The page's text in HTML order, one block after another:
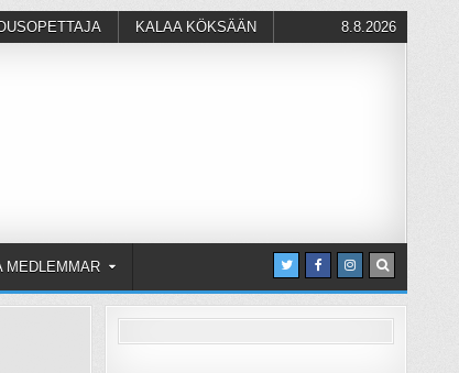
KALAA KÖKSÄÄN 8.8.2026
MEDLEMMAR